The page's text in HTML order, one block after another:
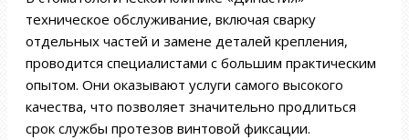
техническое обслуживание, включая сварку
отдельных частей и замене деталей крепления,
проводится специалистами с большим практическим
опытом. Они оказывают услуги самого высокого
качества, что позволяет значительно продлиться
срок службы протезов винтовой фиксации.